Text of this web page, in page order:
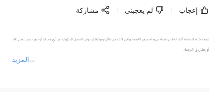
إعجاب لم يعجبنى مشاركة
المزيد
ترجمة هذه الصفحة آلية. تحاول منصة سهم تحسين الترجمة ولكن لا تضمن دقتها وموثوقيتها، ولن تتحمل المسؤولية عن أي خسارة أو ضرر بسبب عدم دقة
أو إغفال في الترجمة.